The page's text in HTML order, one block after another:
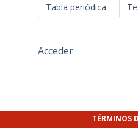
Tabla periódica
Acceder
TÉRMINOS